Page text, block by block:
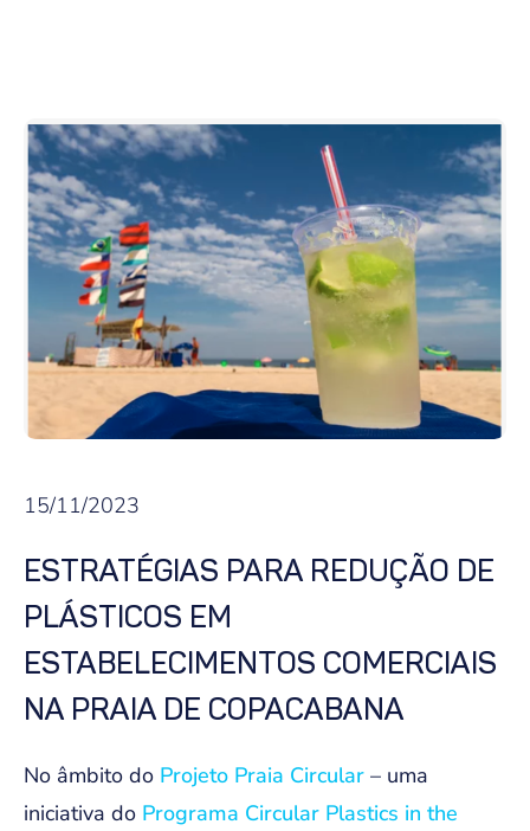
15/11/2023
ESTRATÉGIAS PARA REDUÇÃO DE
PLÁSTICOS EM
ESTABELECIMENTOS COMERCIAIS
NA PRAIA DE COPACABANA
No âmbito do Projeto Praia Circular – uma
iniciativa do Programa Circular Plastics in the